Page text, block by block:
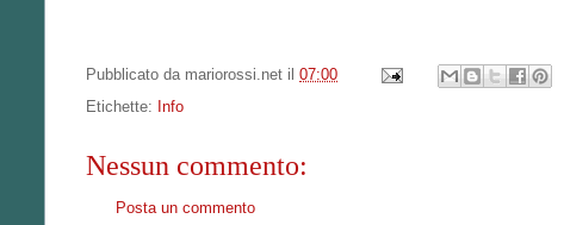
Pubblicato da mariorossi.net il 07:00
Etichette: Info
Nessun commento:
Posta un commento